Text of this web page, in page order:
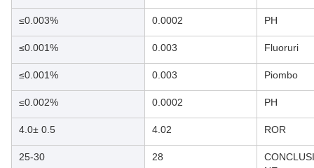
≤0.003% 0.0002 PH
≤0.001% 0.003 Fluoruri
≤0.001% 0.003 Piombo
≤0.002% 0.0002 PH
4.0± 0.5 4.02 ROR
25-30 28